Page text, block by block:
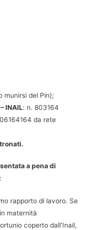
munirsi del Pin);
INAIL: n. 803164
da rete
a pena di
:
rapporto di lavoro. Se
maternità
coperto dall’Inail,